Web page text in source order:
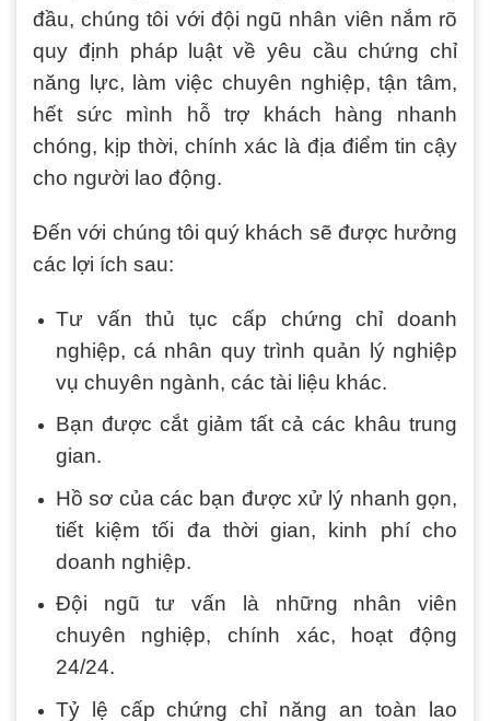
đầu, chúng tôi với đội ngũ nhân viên nắm rõ
quy định pháp luật về yêu cầu chứng chỉ
năng lực, làm việc chuyên nghiệp, tận tâm,
hết sức mình hỗ trợ khách hàng nhanh
chóng, kịp thời, chính xác là địa điểm tin cậy
cho người lao động.
Đến với chúng tôi quý khách sẽ được hưởng
các lợi ích sau:
Tư vấn thủ tục cấp chứng chỉ doanh
nghiệp, cá nhân quy trình quản lý nghiệp
vụ chuyên ngành, các tài liệu khác.
Bạn được cắt giảm tất cả các khâu trung
gian.
Hồ sơ của các bạn được xử lý nhanh gọn,
tiết kiệm tối đa thời gian, kinh phí cho
doanh nghiệp.
Đội ngũ tư vấn là những nhân viên
chuyên nghiệp, chính xác, hoạt động
24/24.
Tỷ lệ cấp chứng chỉ năng an toàn lao